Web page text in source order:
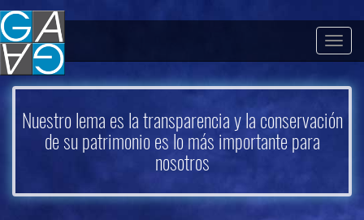
Nuestro lema es la transparencia y la conservación
de su patrimonio es lo más importante para
nosotros